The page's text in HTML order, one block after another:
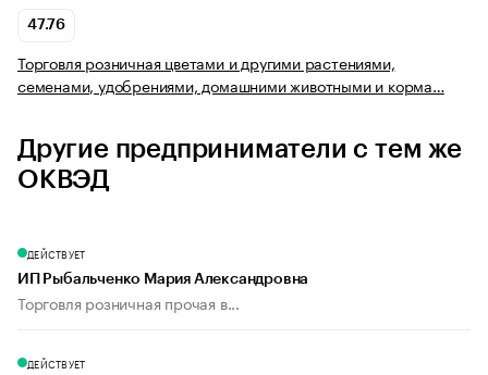
47.76
Торговля розничная цветами и другими растениями,
семенами, удобрениями, домашними животными и корма…
Другие предприниматели с тем же
ОКВЭД
ДЕЙСТВУЕТ
ИП Рыбальченко Мария Александровна
Торговля розничная прочая в...
ДЕЙСТВУЕТ